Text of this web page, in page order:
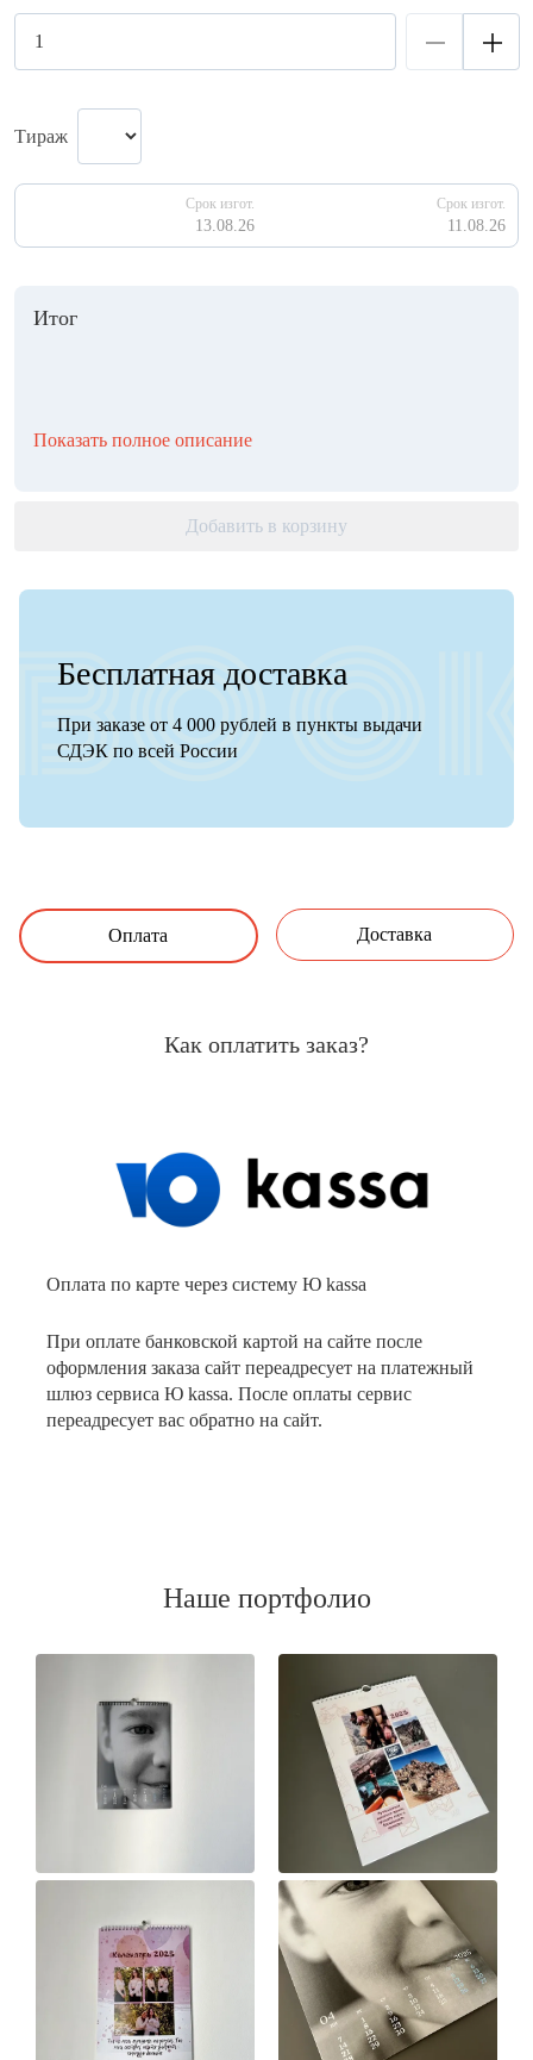
Тираж
Срок изгот.
13.08.26
Срок изгот.
11.08.26
Итог
Показать полное описание
Добавить в корзину
Бесплатная доставка
При заказе от 4 000 рублей в пункты выдачи
СДЭК по всей России
Оплата Доставка
Как оплатить заказ?
Оплата по карте через систему Ю kassa
При оплате банковской картой на сайте после
оформления заказа сайт переадресует на платежный
шлюз сервиса Ю kassa. После оплаты сервис
переадресует вас обратно на сайт.
Наше портфолио